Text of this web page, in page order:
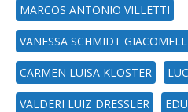
MARCOS ANTONIO VILLETTI
VANESSA SCHMIDT
CARMEN LUISA KLOSTER
VALDERI LUIZ DRESSLER